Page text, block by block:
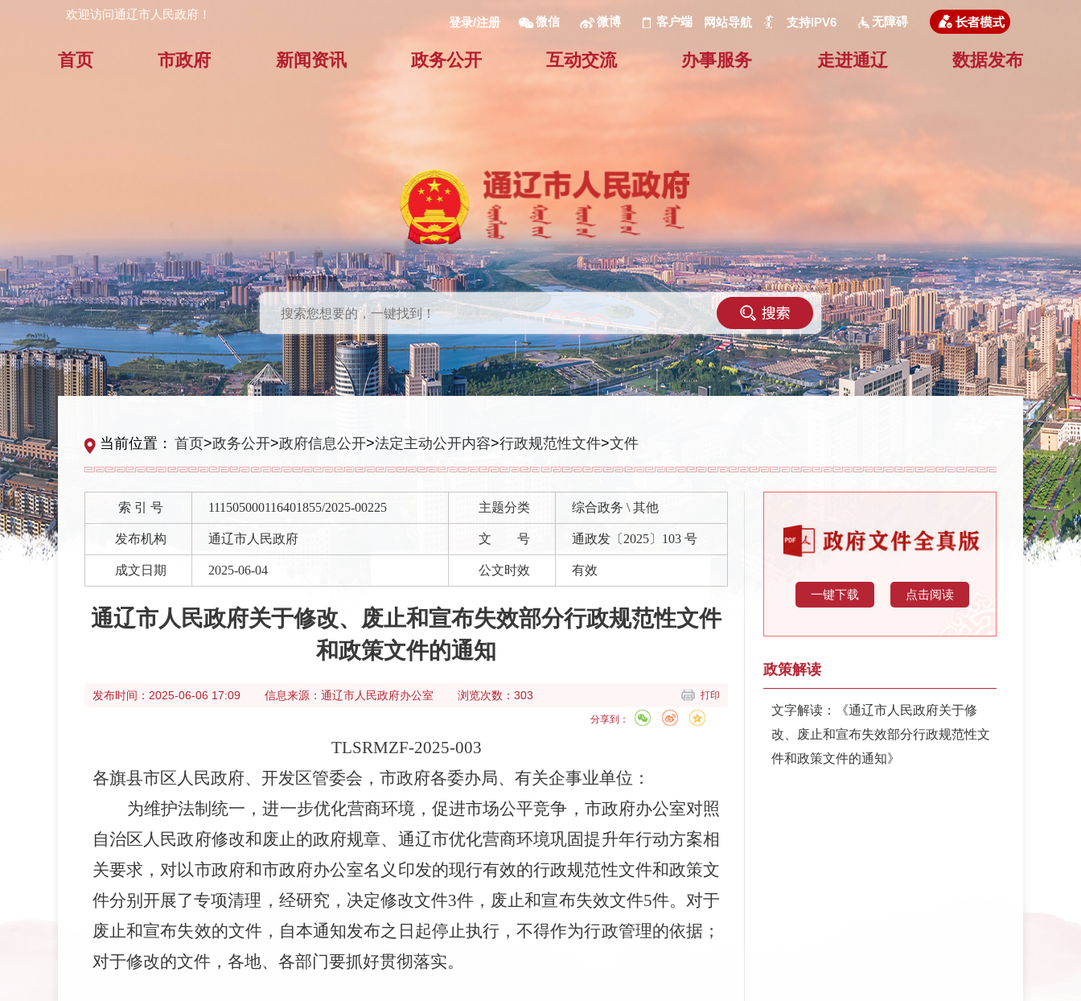
欢迎访问通辽市人民政府！
登录/注册 微信 微博 客户端 网站导航 支持IPV6 无障碍
首页 市政府 新闻资讯 政务公开 互动交流 办事服务 走进通辽 数据发布
当前位置： 首页>政务公开>政府信息公开>法定主动公开内容>行政规范性文件>文件
索 引 号 111505000116401855/2025-00225 主题分类 综合政务 \ 其他
发布机构 通辽市人民政府 文 号 通政发〔2025〕103 号
成文日期 2025-06-04 公文时效 有效
通辽市人民政府关于修改、废止和宣布失效部分行政规范性文件
和政策文件的通知
发布时间： 2025-06-06 17:09 信息来源： 通辽市人民政府办公室 浏览次数：303 打印
分享到：
TLSRMZF-2025-003
各旗县市区人民政府、开发区管委会，市政府各委办局、有关企事业单位 ：
为维护法制统一 ，进一步优化营商环境，促进市场公平竞争， 市政府办公室对照
自治区人民政府修改和废止的政府规章、通辽市优化营商环境巩固提升年行动方案相
关要求，对以市政府和市政府办公室名义印发的现行有效的行政规范性文件和政策文
件分别开展了专项清理，经研究，决定修改文件3件，废止和宣布失效文件5件。对于
废止和宣布失效的文件，自本通知发布之日起停止执行，不得作为行政管理的依据；
对于修改的文件 ，各地、各部门要抓好贯彻落实。
一键下载 点击阅读
政策解读
文字解读：《通辽市人民政府关于修
改、废止和宣布失效部分行政规范性文
件和政策文件的通知》